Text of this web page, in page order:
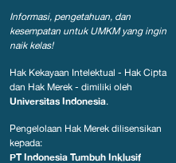
Informasi, pengetahuan, dan
kesempatan untuk UMKM yang ingin
naik kelas!
Hak Kekayaan Intelektual - Hak Cipta
dan Hak Merek - dimiliki oleh
Universitas Indonesia.
Pengelolaan Hak Merek dilisensikan
kepada:
PT Indonesia Tumbuh Inklusif